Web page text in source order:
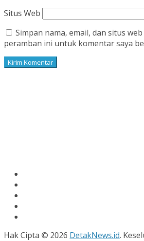
Situs Web
Simpan nama, email, dan situs
peramban ini untuk komentar saya
Hak Cipta © 2026 DetakNews.id.